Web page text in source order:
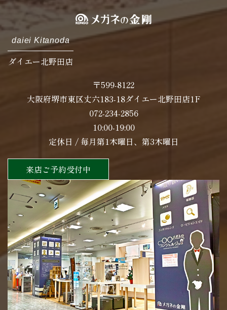
daiei Kitanoda
ダイエー北野田店
〒599-8122
大阪府堺市東区丈六183-18ダイエー北野田店1F
072-234-2856
10:00-19:00
定休日 / 毎月第1木曜日、第3木曜日
来店ご予約受付中